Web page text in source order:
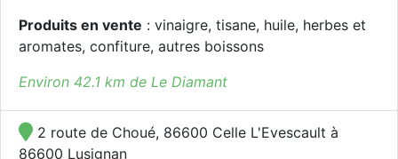
Produits en vente : vinaigre, tisane, huile, herbes et
aromates, confiture, autres boissons
Environ 42.1 km de Le Diamant
2 route de Choué, 86600 Celle L'Evescault à
86600 Lusignan